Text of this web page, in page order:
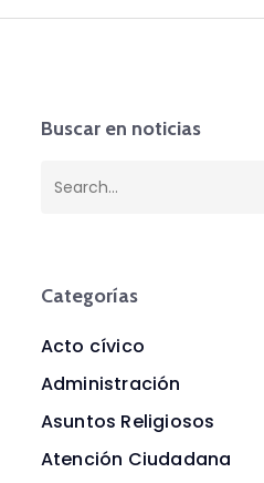
Buscar en noticias
Categorías
Acto cívico
Administración
Asuntos Religiosos
Atención Ciudadana